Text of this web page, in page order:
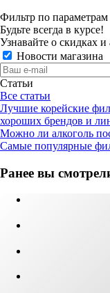
Фильтр по параметрам
Будьте всегда в курсе!
Узнавайте о скидках
Новости магазина
Статьи
Все статьи
Лучшие корейские
хороших брендов и
Можно ли алкоголь
Самые популярные
Ранее вы